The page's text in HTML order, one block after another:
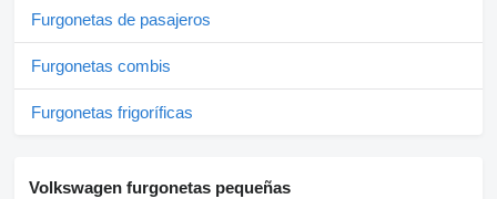
Furgonetas de pasajeros
Furgonetas combis
Furgonetas frigoríficas
Volkswagen furgonetas pequeñas